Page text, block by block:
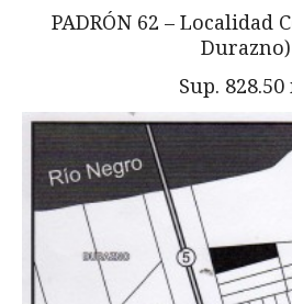
PADRÓN 62 – Localidad
Durazno)
Sup. 828.50